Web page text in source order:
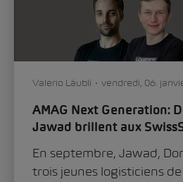
Valerio Läubli vendredi, 06.
AMAG Next Generation:
Jawad brillent aux
En septembre, Jawad,
trois jeunes logisticiens